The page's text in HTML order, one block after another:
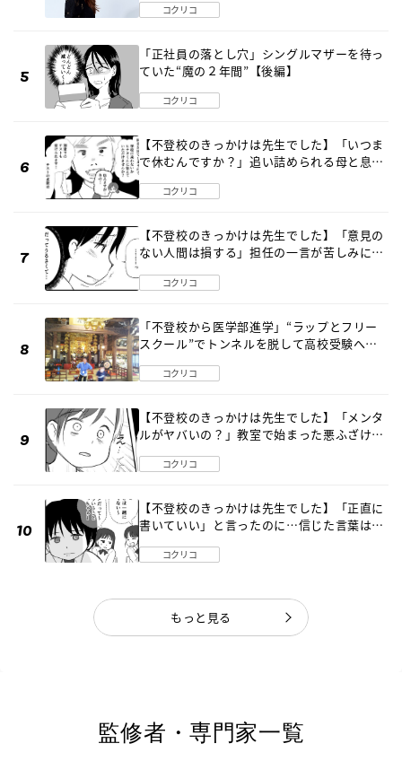
コクリコ
「正社員の落とし穴」シングルマザーを待っ
ていた“魔の２年間”【後編】
コクリコ
【不登校のきっかけは先生でした】「いつま
で休むんですか？」追い詰められる母と息子
コクリコ
【不登校のきっかけは先生でした】「意見の
ない人間は損する」担任の一言が苦しみに…
コクリコ
「不登校から医学部進学」“ラップとフリー
スクール”でトンネルを脱して高校受験へ
コクリコ
【不登校のきっかけは先生でした】「メンタ
ルがヤバいの？」教室で始まった悪ふざけ
コクリコ
【不登校のきっかけは先生でした】「正直に
書いていい」と言ったのに…信じた言葉は噓
コクリコ
もっと見る
監修者・専門家一覧